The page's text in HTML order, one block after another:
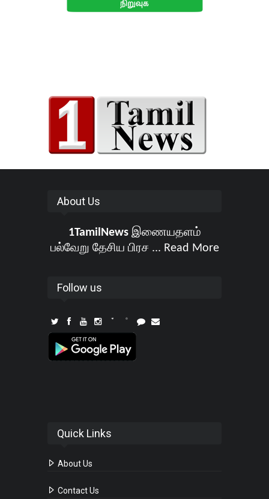
About Us
1TamilNewsஇணையதளம்
பல்வேறு தேசிய பிரச ... Read More
Follow us
Quick Links
About Us
Contact Us